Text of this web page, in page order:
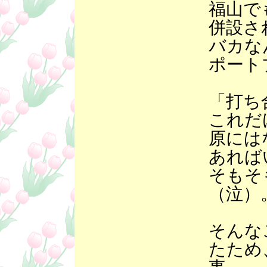
福山で
併設さ
バカな
ポート
「打
これ
原に
あれば
そも
（泣）
そんな
たため